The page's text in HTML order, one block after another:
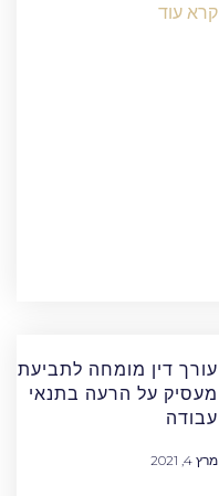
קרא עוד
עורך דין מומחה לתביעת
מעסיק על הרעה בתנאי
עבודה
מרץ 4, 2021